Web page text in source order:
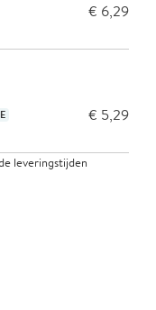
€ 6,29
€ 5,29
leveringstijden